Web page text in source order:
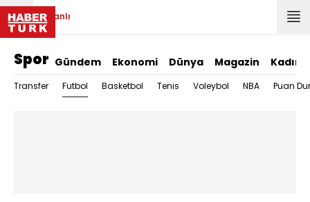
Canlı
Spor Gündem Ekonomi Dünya Magazin Kadın
Transfer Futbol Basketbol Tenis Voleybol NBA Puan